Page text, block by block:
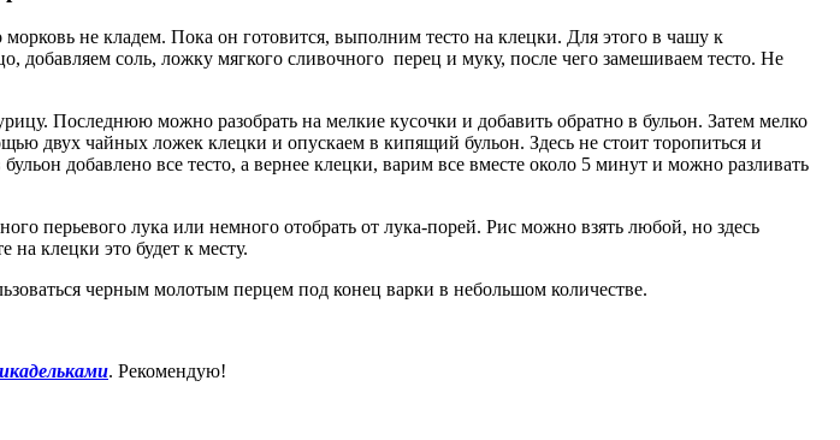
не кладем. Пока он готовится, выполним тесто на клецки. Для этого в чашу к
соль, ложку мягкого сливочного перец и муку, после чего замешиваем тесто. Не
Последнюю можно разобрать на мелкие кусочки и добавить обратно в бульон. Затем мелко
двух чайных ложек клецки и опускаем в кипящий бульон. Здесь не стоит торопиться и
добавлено все тесто, а вернее клецки, варим все вместе около 5 минут и можно разливать
перьевого лука или немного отобрать от лука-порей. Рис можно взять любой, но здесь
клецки это будет к месту.
черным молотым перцем под конец варки в небольшом количестве.
. Рекомендую!